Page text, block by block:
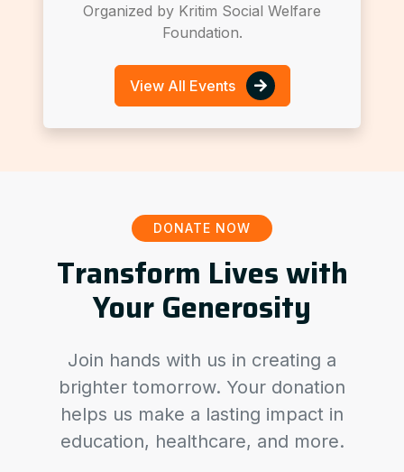
Organized by Kritim Social Welfare
Foundation.
View All Events
DONATE NOW
Transform Lives with
Your Generosity
Join hands with us in creating a
brighter tomorrow. Your donation
helps us make a lasting impact in
education, healthcare, and more.